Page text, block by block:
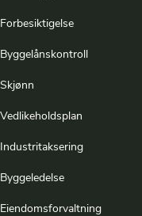
Forbesiktigelse
Byggelånskontroll
Skjønn
Vedlikeholdsplan
Industritaksering
Byggeledelse
Eiendomsforvaltning